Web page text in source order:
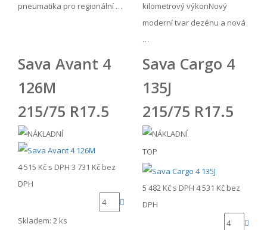
pneumatika pro regionální …
kilometrový výkonNový
moderní tvar dezénu a nová
…
Sava Avant 4
126M
215/75 R17.5
4 515 Kč s DPH 3 731 Kč bez
DPH
Skladem: 2 ks
Sava Cargo 4
135J
215/75 R17.5
TOP
5 482 Kč s DPH 4 531 Kč bez
DPH